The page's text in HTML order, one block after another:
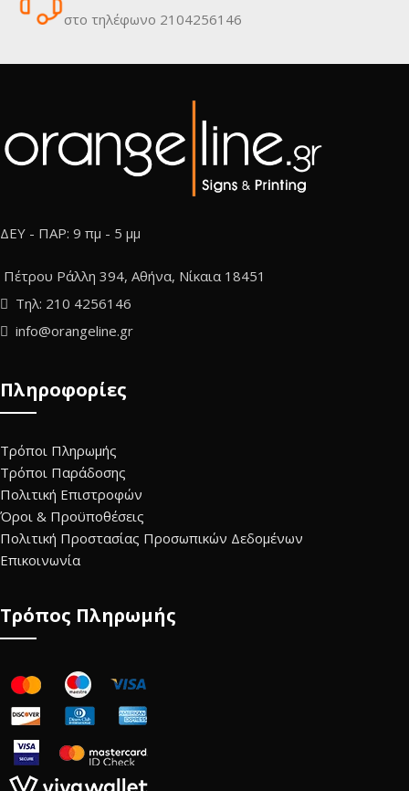
στο τηλέφωνο 2104256146
ΔΕΥ - ΠΑΡ: 9 πμ - 5 μμ
Πέτρου Ράλλη 394, Αθήνα, Νίκαια 18451
Τηλ: 210 4256146
info@orangeline.gr
Πληροφορίες
Τρόποι Πληρωμής
Τρόποι Παράδοσης
Πολιτική Επιστροφών
Όροι & Προϋποθέσεις
Πολιτική Προστασίας Προσωπικών Δεδομένων
Επικοινωνία
Τρόπος Πληρωμής